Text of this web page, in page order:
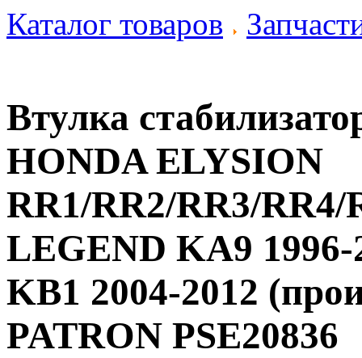
Каталог товаров
Втулка
HONDA ELYSION
RR1/RR2/RR3/RR4/
LEGEND KA9
KB1 2004-2012
PATRON PSE20836